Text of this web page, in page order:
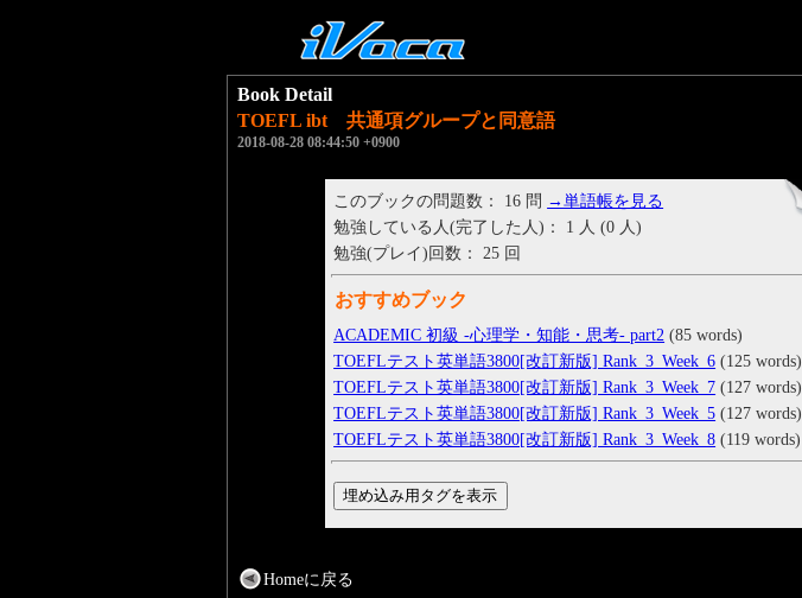
Book Detail
TOEFL ibt 共通項グループと同意語
2018-08-28 08:44:50 +0900
このブックの問題数： 16 問 →単語帳を見る
勉強している人(完了した人)： 1 人 (0 人)
勉強(プレイ)回数： 25 回
おすすめブック
ACADEMIC 初級 -心理学・知能・思考- part2 (85 words)
TOEFLテスト英単語3800[改訂新版] Rank_3_Week_6 (125 words)
TOEFLテスト英単語3800[改訂新版] Rank_3_Week_7 (127 words)
TOEFLテスト英単語3800[改訂新版] Rank_3_Week_5 (127 words)
TOEFLテスト英単語3800[改訂新版] Rank_3_Week_8 (119 words)
Homeに戻る